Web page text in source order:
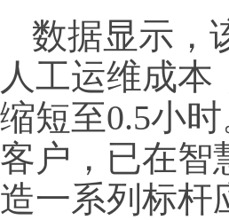
数据显示，
人工运维成本
缩短至0.5小
客户，已在智
造一系列标杆